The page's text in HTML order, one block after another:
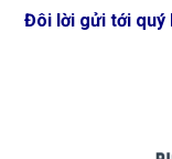
Đôi lời gửi tới quý